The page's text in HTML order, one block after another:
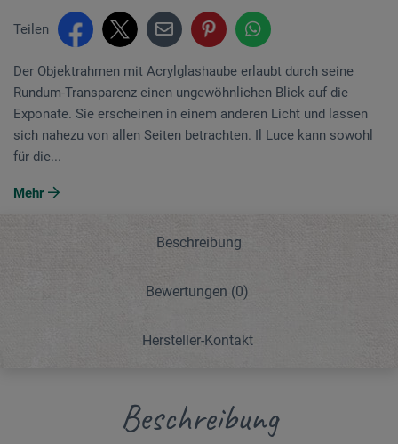
Teilen
Der Objektrahmen mit Acrylglashaube erlaubt durch seine
Rundum-Transparenz einen ungewöhnlichen Blick auf die
Exponate. Sie erscheinen in einem anderen Licht und lassen
sich nahezu von allen Seiten betrachten. Il Luce kann sowohl
für die...
Mehr
Beschreibung
Bewertungen (0)
Hersteller-Kontakt
Beschreibung